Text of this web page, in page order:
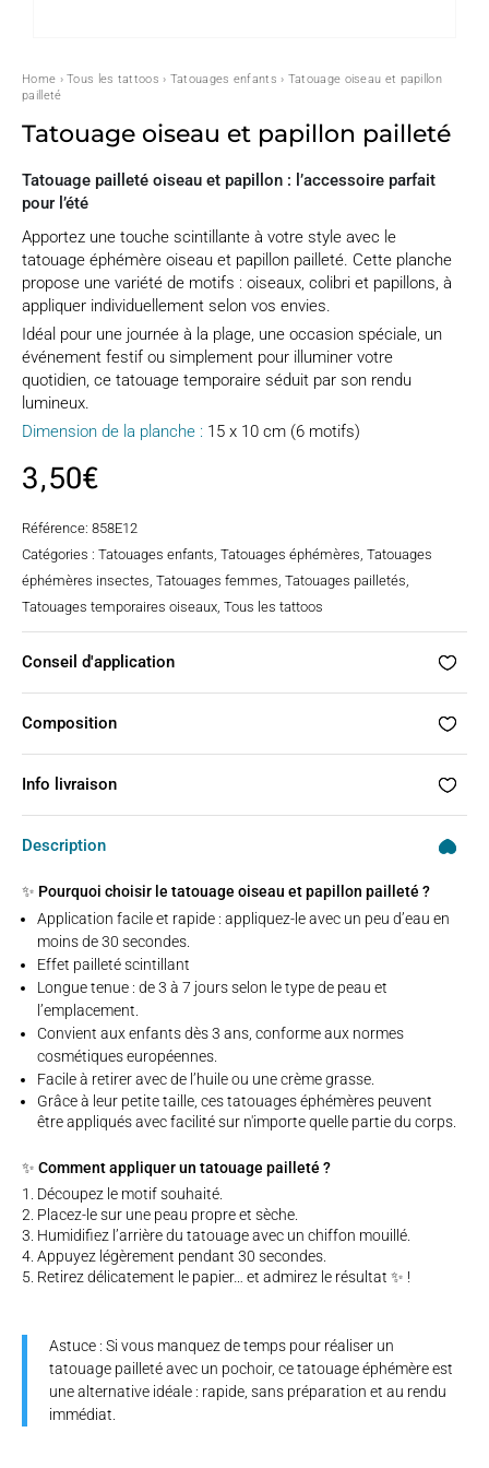
Home ›Tous les tattoos › Tatouages enfants › Tatouage oiseau et papillon
pailleté
Tatouage oiseau et papillon pailleté
Tatouage pailleté oiseau et papillon : l’accessoire parfait
pour l’été
Apportez une touche scintillante à votre style avec le
tatouage éphémère oiseau et papillon pailleté. Cette planche
propose une variété de motifs : oiseaux, colibri et papillons, à
appliquer individuellement selon vos envies.
Idéal pour une journée à la plage, une occasion spéciale, un
événement festif ou simplement pour illuminer votre
quotidien, ce tatouage temporaire séduit par son rendu
lumineux.
Dimension de la planche : 15 x 10 cm (6 motifs)
3,50€
Référence: 858E12
Catégories : Tatouages enfants, Tatouages éphémères, Tatouages
éphémères insectes, Tatouages femmes, Tatouages pailletés,
Tatouages temporaires oiseaux, Tous les tattoos
Conseil d'application
Composition
Info livraison
Description
✨ Pourquoi choisir le tatouage oiseau et papillon pailleté ?
Application facile et rapide : appliquez-le avec un peu d’eau en
moins de 30 secondes.
Effet pailleté scintillant
Longue tenue : de 3 à 7 jours selon le type de peau et
l’emplacement.
Convient aux enfants dès 3 ans, conforme aux normes
cosmétiques européennes.
Facile à retirer avec de l’huile ou une crème grasse.
Grâce à leur petite taille, ces tatouages éphémères peuvent
être appliqués avec facilité sur n'importe quelle partie du corps.
✨ Comment appliquer un tatouage pailleté ?
Découpez le motif souhaité.
Placez-le sur une peau propre et sèche.
Humidifiez l’arrière du tatouage avec un chiffon mouillé.
Appuyez légèrement pendant 30 secondes.
Retirez délicatement le papier… et admirez le résultat ✨ !
Astuce : Si vous manquez de temps pour réaliser un
tatouage pailleté avec un pochoir, ce tatouage éphémère est
une alternative idéale : rapide, sans préparation et au rendu
immédiat.